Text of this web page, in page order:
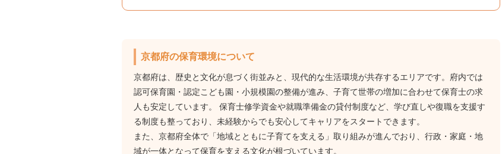
京都府の保育環境について
京都府は、歴史と文化が息づく街並みと、現代的な生活環境が共存するエリアです。府内では
認可保育園・認定こども園・小規模園の整備が進み、子育て世帯の増加に合わせて保育士の求
人も安定しています。 保育士修学資金や就職準備金の貸付制度など、学び直しや復職を支援す
る制度も整っており、未経験からでも安心してキャリアをスタートできます。
また、京都府全体で「地域とともに子育てを支える」取り組みが進んでおり、行政・家庭・地
域が一体となって保育を支える文化が根づいています。